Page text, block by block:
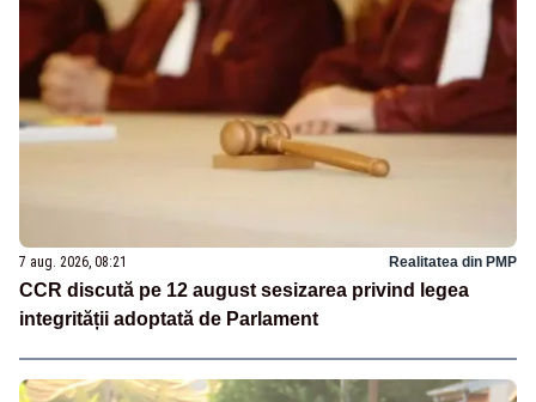
7 aug. 2026, 08:21 Realitatea din PMP
CCR discută pe 12 august sesizarea privind legea
integrității adoptată de Parlament